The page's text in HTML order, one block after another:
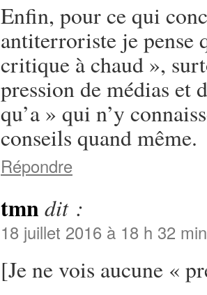
Enfin, pour ce qui
antiterroriste je pense
critique à chaud »,
pression de médias et
qu’a » qui n’y
conseils quand même.
Répondre
tmn dit :
18 juillet 2016 à 18 h 32 min
[Je ne vois aucune «